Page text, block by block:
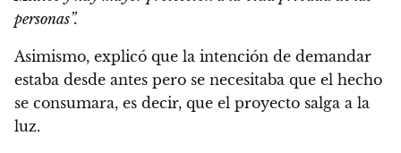
personas”.
Asimismo, explicó que la intención de demandar
estaba desde antes pero se necesitaba que el hecho
se consumara, es decir, que el proyecto salga a la
luz.